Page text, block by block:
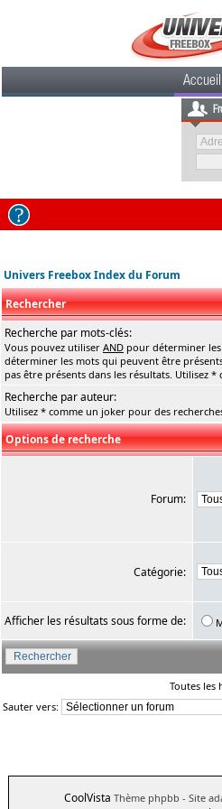
Accueil
Univers Freebox Index du Forum
Rechercher
Recherche par mots-clés:
Vous pouvez utiliser AND pour déterminer
déterminer les mots qui peuvent être
pas être présents dans les résultats. Utilisez
Recherche par auteur:
Utilisez * comme un joker pour des
Options de recherche
Forum:
Catégorie:
Afficher les résultats sous forme de:
Toutes les
Sauter vers:
CoolVista Thème phpbb - Site